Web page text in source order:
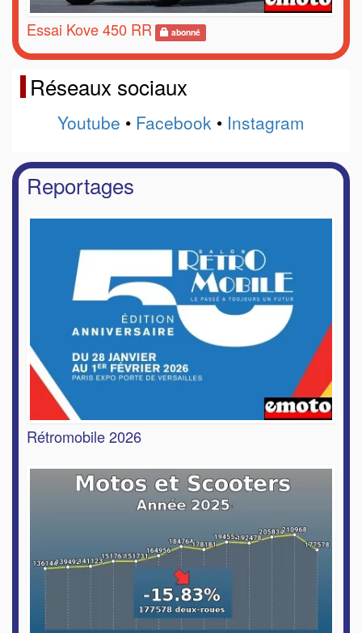
Essai Kove 450 RR abonné
Réseaux sociaux
Youtube • Facebook • Instagram
Reportages
Rétromobile 2026